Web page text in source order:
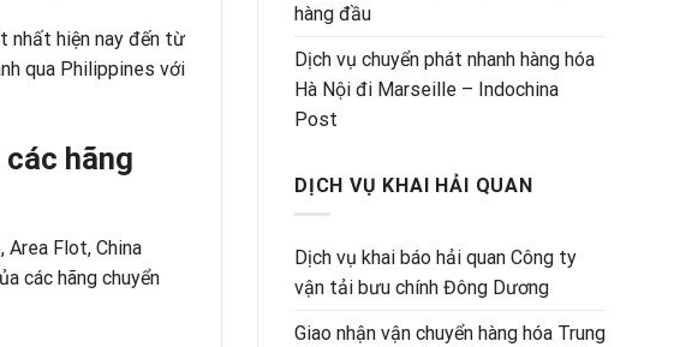
nhất hiện nay đến từ
qua Philippines với
hãng
Area Flot, China
các hãng chuyển
hàng đầu
Dịch vụ chuyển phát nhanh hàng hóa
Hà Nội đi Marseille – Indochina
Post
DỊCH VỤ KHAI HẢI QUAN
Dịch vụ khai báo hải quan Công ty
vận tải bưu chính Đông Dương
Giao nhận vận chuyển hàng hóa Trung